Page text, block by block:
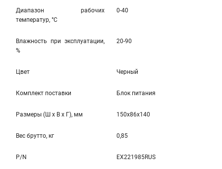
Диапазон рабочих
температур, °С
0-40
Влажность при эксплуатации,
%
20-90
Цвет Черный
Комплект поставки Блок питания
Размеры (Ш x В x Г), мм 150x86x140
Вес брутто, кг 0,85
P/N EX221985RUS